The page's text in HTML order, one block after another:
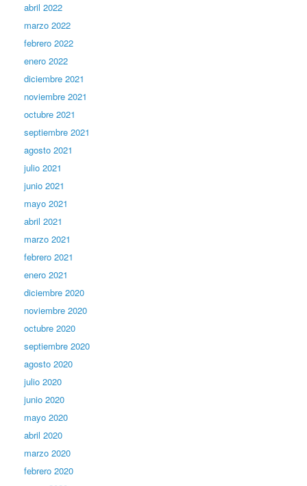
abril 2022
marzo 2022
febrero 2022
enero 2022
diciembre 2021
noviembre 2021
octubre 2021
septiembre 2021
agosto 2021
julio 2021
junio 2021
mayo 2021
abril 2021
marzo 2021
febrero 2021
enero 2021
diciembre 2020
noviembre 2020
octubre 2020
septiembre 2020
agosto 2020
julio 2020
junio 2020
mayo 2020
abril 2020
marzo 2020
febrero 2020